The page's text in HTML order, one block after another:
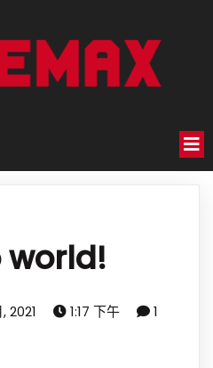
world!
2021 1:17 下午 1